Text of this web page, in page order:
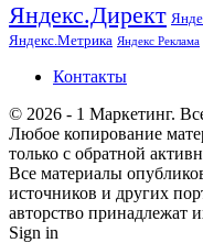
Яндекс.Директ
Яндекс.Метрика Яндекс Реклама
Контакты
© 2026 - 1 Маркетинг.
Любое копирование
только с обратной
Все материалы
источников и других
авторство принадлежат
Sign in